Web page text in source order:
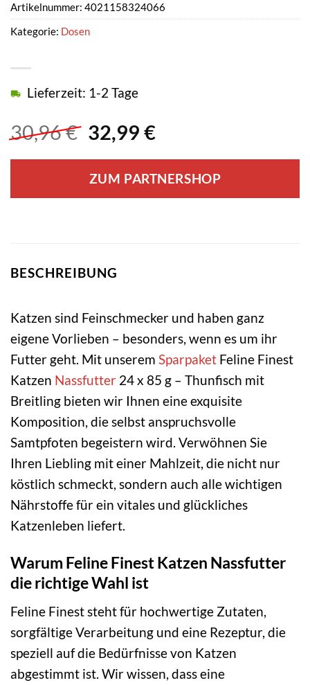
30,96€ Ursprünglicher
war:
30,96 €
32,99 €Aktueller
ist:
32,99 €.
Lieferzeit: 1-2 Tage
ZUM PARTNERSHOP
Artikelnummer: 4021158324066
Kategorie: Dosen
BESCHREIBUNG
Katzen sind Feinschmecker und haben ganz
eigene Vorlieben – besonders, wenn es um ihr
Futter geht. Mit unserem Sparpaket Feline Finest
Katzen Nassfutter 24 x 85 g – Thunfisch mit
Breitling bieten wir Ihnen eine exquisite
Komposition, die selbst anspruchsvolle
Samtpfoten begeistern wird. Verwöhnen Sie
Ihren Liebling mit einer Mahlzeit, die nicht nur
köstlich schmeckt, sondern auch alle wichtigen
Nährstoffe für ein vitales und glückliches
Katzenleben liefert.
Warum Feline Finest Katzen Nassfutter
die richtige Wahl ist
Feline Finest steht für hochwertige Zutaten,
sorgfältige Verarbeitung und eine Rezeptur, die
speziell auf die Bedürfnisse von Katzen
abgestimmt ist. Wir wissen, dass eine